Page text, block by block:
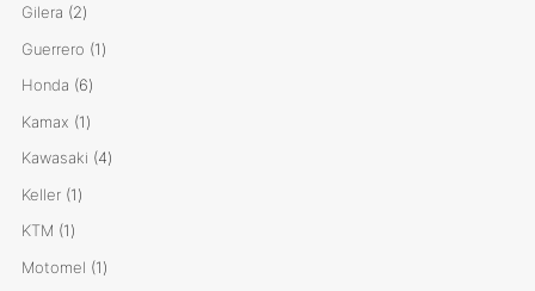
Gilera 22
productos
Guerrero 11
Honda 66
productos
Kamax 11
producto
Kawasaki 44
Keller 11
KTM 11
producto
Motomel 11